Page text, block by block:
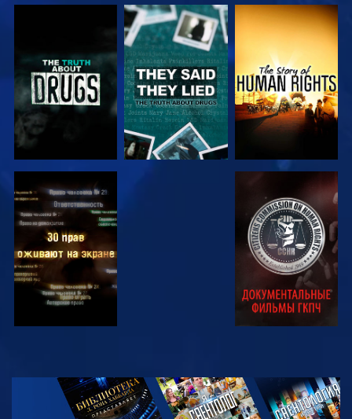
СМОТРЕТЬ СМОТРЕТЬ
СМОТРЕТЬ СМОТРЕТЬ
СМОТРЕТЬ
СМОТРЕТЬ
ПЕРЕДАЧИ